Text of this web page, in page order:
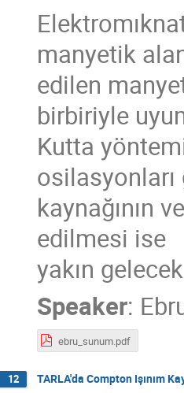
manyetik
edilen
birbiriyle
Kutta
kaynağının
edilmesi ise
yakın
Speaker:
ebru_sunum.pdf
12 TARLA'da Compton Işınım